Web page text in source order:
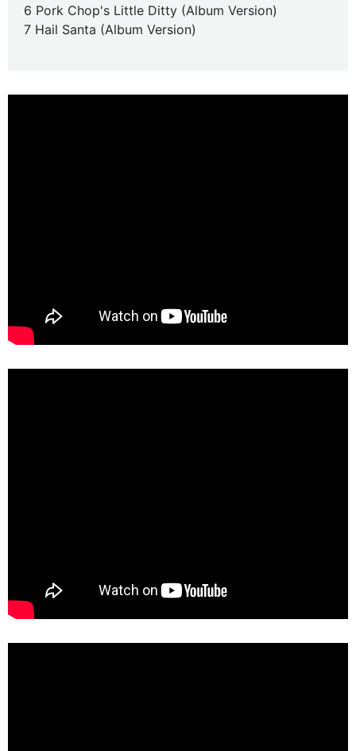
6 Pork Chop's Little Ditty (Album Version)
7 Hail Santa (Album Version)